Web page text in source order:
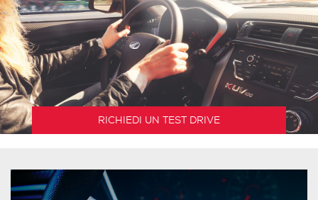
RICHIEDI UN TEST DRIVE